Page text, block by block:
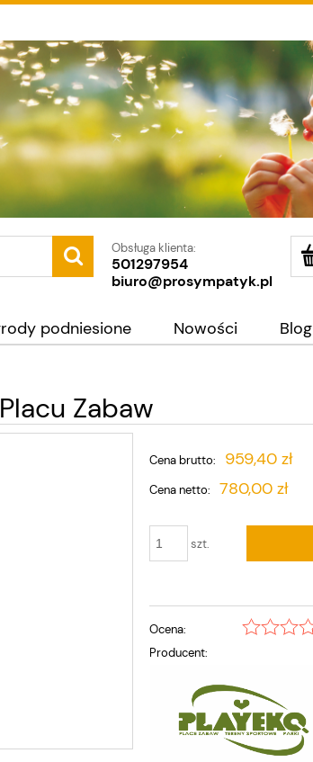
Obsługa klienta:
501297954
biuro@prosympatyk.pl
podniesione Nowości Blog
Zabaw
Cena brutto: 959,40 zł
Cena netto: 780,00 zł
szt.
Ocena:
Producent: